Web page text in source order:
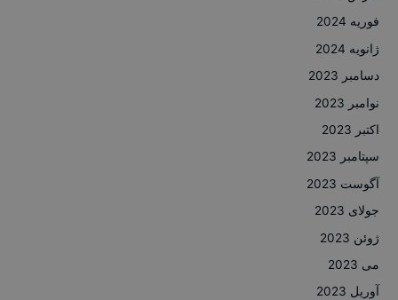
فوریه 2024
ژانویه 2024
دسامبر 2023
نوامبر 2023
اکتبر 2023
سپتامبر 2023
آگوست 2023
جولای 2023
ژوئن 2023
می 2023
آوریل 2023